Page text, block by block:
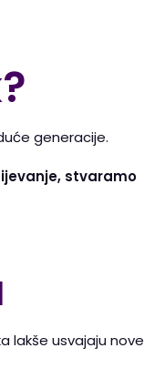
generacije.
stvaramo
lakše usvajaju nove